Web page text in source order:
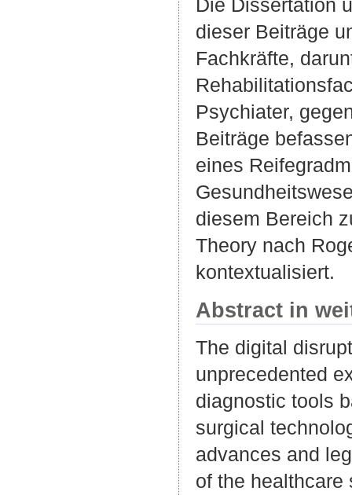
dieser Beiträge
Fachkräfte,
Psychiater,
Beiträge
eines
diesem Bereich
Theory nach
kontextualisiert.
Abstract in
The digital
unprecedented
diagnostic tools
surgical
advances and
of the